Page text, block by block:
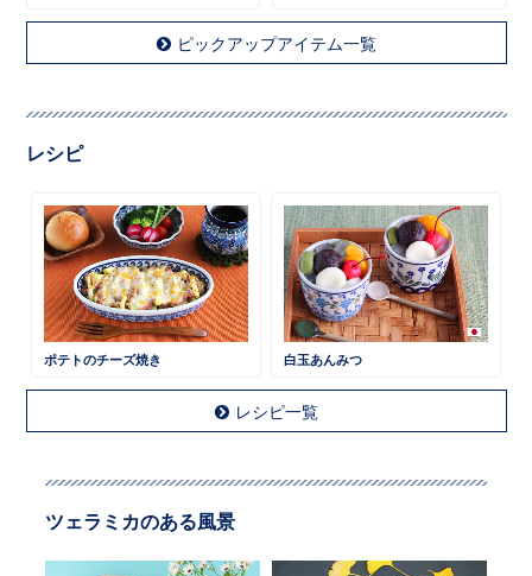
ピックアップアイテム一覧
レシピ
ポテトのチーズ焼き 白玉あんみつ
レシピ一覧
ツェラミカのある風景